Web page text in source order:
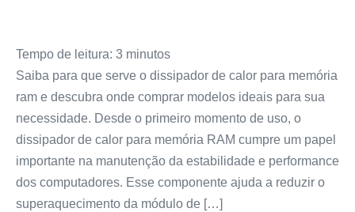
Tempo de leitura: 3 minutos
Saiba para que serve o dissipador de calor para memória
ram e descubra onde comprar modelos ideais para sua
necessidade. Desde o primeiro momento de uso, o
dissipador de calor para memória RAM cumpre um papel
importante na manutenção da estabilidade e performance
dos computadores. Esse componente ajuda a reduzir o
superaquecimento da módulo de […]